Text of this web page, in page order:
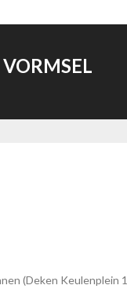
(Deken Keulenplein